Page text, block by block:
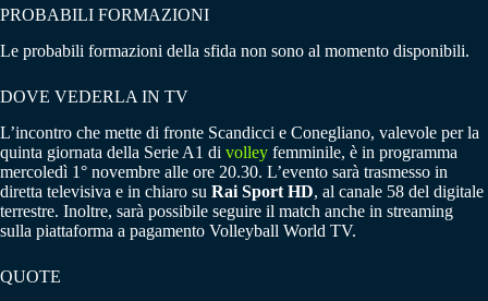
PROBABILI FORMAZIONI
Le probabili formazioni della sfida non sono al momento disponibili.
DOVE VEDERLA IN TV
L’incontro che mette di fronte Scandicci e Conegliano, valevole per la
quinta giornata della Serie A1 di volley femminile, è in programma
mercoledì 1° novembre alle ore 20.30. L’evento sarà trasmesso in
diretta televisiva e in chiaro su Rai Sport HD, al canale 58 del digitale
terrestre. Inoltre, sarà possibile seguire il match anche in streaming
sulla piattaforma a pagamento Volleyball World TV.
QUOTE